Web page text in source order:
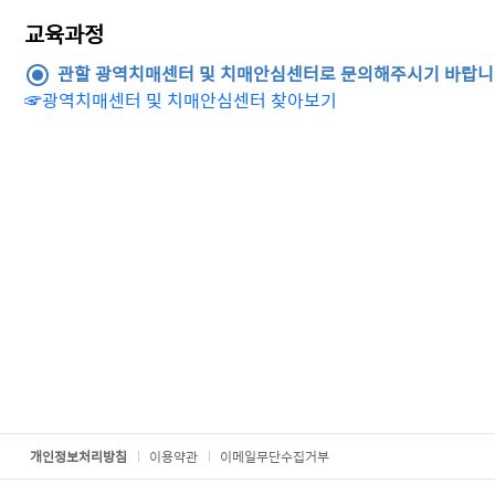
교육과정
관할 광역치매센터 및 치매안심센터로 문의해주시기 바랍
☞광역치매센터 및 치매안심센터 찾아보기
개인정보처리방침 이용약관 이메일무단수집거부